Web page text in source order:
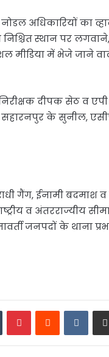
अधिकारियों का
स्थान पर
मीडिया में भेजे जाने
दीपक सेठ व
के सुनील,
गैंग, ईनामी बदमाश
व अंतरराज्यीय
जनपदों के थाना
TumblrPinterestReddit